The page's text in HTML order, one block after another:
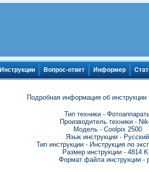
Инструкции Вопрос-ответ Информер
Подробная информация об инструкции
Тип техники -
Производитель техники -
Модель - Coolpix 2500
Язык инструкции - Русский
Тип инструкции - Инструкция по
Размер инструкции - 4814
Формат файла инструкции -